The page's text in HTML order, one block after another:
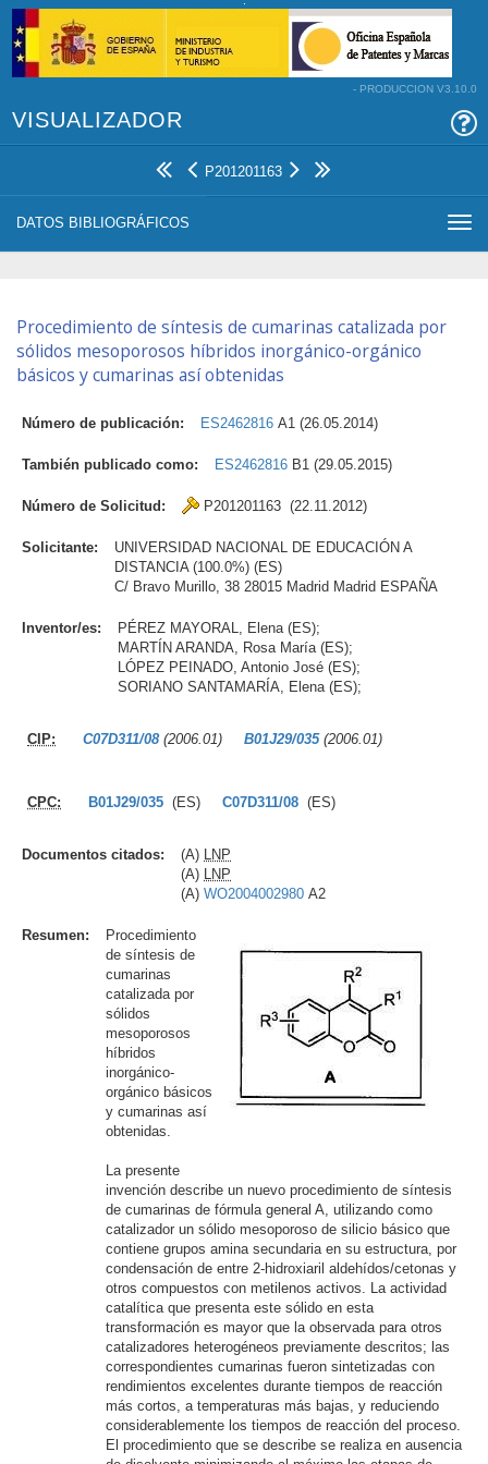
VISUALIZADOR
- PRODUCCION V3.10.0
P201201163
DATOS BIBLIOGRÁFICOS
Procedimiento de síntesis de cumarinas catalizada por
sólidos mesoporosos híbridos inorgánico-orgánico
básicos y cumarinas así obtenidas
Número de publicación: ES2462816 A1 (26.05.2014)
También publicado como: ES2462816 B1 (29.05.2015)
Número de Solicitud: P201201163 (22.11.2012)
Solicitante:
UNIVERSIDAD NACIONAL DE EDUCACIÓN A
DISTANCIA (100.0%) (ES)
C/ Bravo Murillo, 38 28015 Madrid Madrid ESPAÑA
Inventor/es:
PÉREZ MAYORAL, Elena (ES);
MARTÍN ARANDA, Rosa María (ES);
LÓPEZ PEINADO, Antonio José (ES);
SORIANO SANTAMARÍA, Elena (ES);
CIP: C07D311/08 (2006.01) B01J29/035 (2006.01)
CPC: B01J29/035 (ES) C07D311/08 (ES)
Documentos citados: (A) LNP
(A) LNP
(A) WO2004002980 A2
Resumen:
Procedimiento
de síntesis de
cumarinas
catalizada por
sólidos
mesoporosos
híbridos
inorgánico-
orgánico básicos
y cumarinas así
obtenidas.
La presente
invención describe un nuevo procedimiento de síntesis
de cumarinas de fórmula general A, utilizando como
catalizador un sólido mesoporoso de silicio básico que
contiene grupos amina secundaria en su estructura, por
condensación de entre 2-hidroxiaril aldehídos/cetonas y
otros compuestos con metilenos activos. La actividad
catalítica que presenta este sólido en esta
transformación es mayor que la observada para otros
catalizadores heterogéneos previamente descritos; las
correspondientes cumarinas fueron sintetizadas con
rendimientos excelentes durante tiempos de reacción
más cortos, a temperaturas más bajas, y reduciendo
considerablemente los tiempos de reacción del proceso.
El procedimiento que se describe se realiza en ausencia